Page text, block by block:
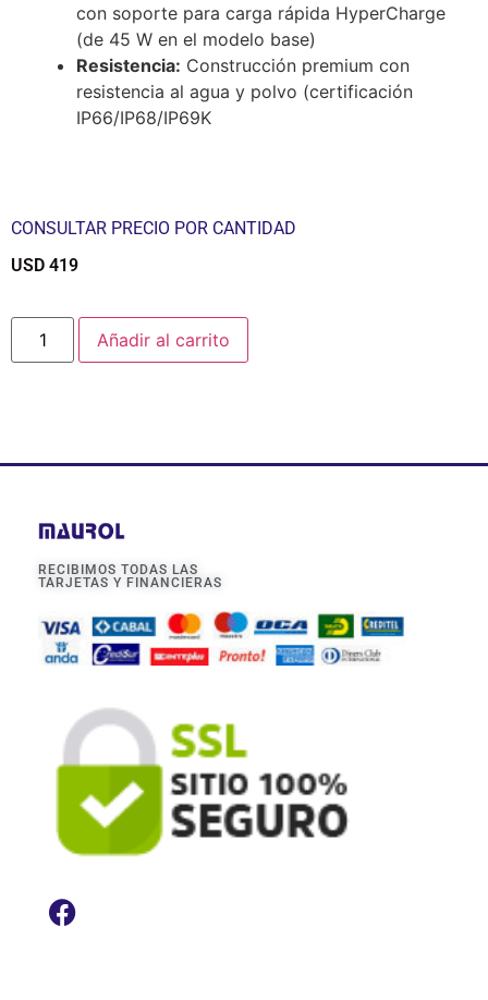
con soporte para carga rápida HyperCharge
(de 45 W en el modelo base)
Resistencia: Construcción premium con
resistencia al agua y polvo (certificación
IP66/IP68/IP69K
CONSULTAR PRECIO POR CANTIDAD
USD 419
Añadir al carrito
RECIBIMOS TODAS LAS
TARJETAS Y FINANCIERAS